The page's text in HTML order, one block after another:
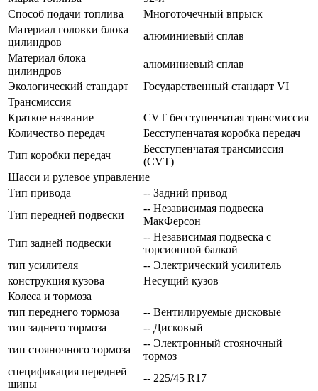
Способ подачи топлива
Многоточечный впрыск
Материал головки блока
цилиндров
алюминиевый сплав
Материал блока
цилиндров
алюминиевый сплав
Экологический стандарт
Государственный стандарт VI
Трансмиссия
Краткое название
CVT бесступенчатая трансмиссия
Количество передач
Беcступенчатая коробка передач
Тип коробки передач
Бесступенчатая трансмиссия
(CVT)
Шасси и рулевое управление
Тип привода
-- Задний привод
Тип передней подвески
-- Независимая подвеска
МакФерсон
Тип задней подвески
-- Независимая подвеска с
торсионной балкой
тип усилителя
-- Электрический усилитель
конструкция кузова
Несущий кузов
Колеса и тормоза
тип переднего тормоза
-- Вентилируемые дисковые
тип заднего тормоза
-- Дисковый
тип стояночного тормоза
-- Электронный стояночный
тормоз
спецификация передней
шины
-- 225/45 R17